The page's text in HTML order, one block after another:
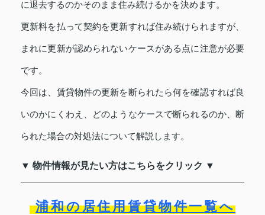
に退去するのかそのまま住み続けるかを決めます。
更新料を払って契約を更新すれば住み続けられますが、
まれに更新が認められないケースがある点に注意が必要
です。
今回は、賃貸物件の更新を断られたら何を確認すれば良
いのかにくわえ、どのようなケースで断られるのか、断
られた場合の対処法について解説します。
▼ 物件情報が見たい方はこちらをクリック ▼
浦和の居住用賃貸物件一覧へ